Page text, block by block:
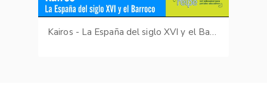
Kairos - La España del siglo XVI y el Barroco